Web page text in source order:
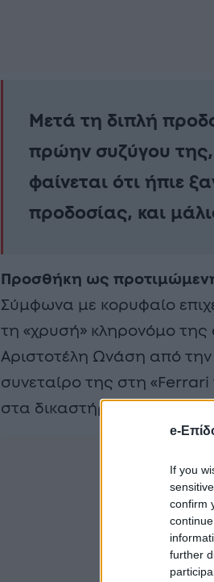
e-
If you
confirm
further
Μετά τη διπλή
πρώην συζύγου
φαίνεται ότι ήπιε
προδοσίας, και
Προσθήκη ως
Σύμφωνα με κορυφαίο
τη «χρυσή» κληρονόμο της
Αριστοτέλη Ωνάση από
συνεταίρο της στη «Ferrari
στα δικαστήρια.